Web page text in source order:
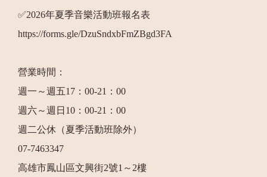
✅2026年夏季音樂活動班報名表
https://forms.gle/DzuSndxbFmZBgd3FA
營業時間：
週一～週五17：00-21：00
週六～週日10：00-21：00
週二公休（夏季活動班除外）
07-7463347
高雄市鳳山區文興街2號1～2樓